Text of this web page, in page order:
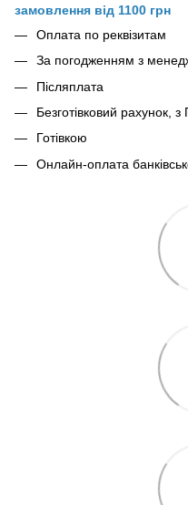
замовлення від 1100 грн
Оплата по реквізитам
За погодженням з
Післяплата
Безготівковий рахунок,
Готівкою
Онлайн-оплата